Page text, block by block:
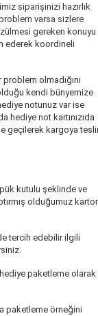
siparişinizi hazırlık
varsa sizlere
gereken konuyu
ederek koordineli
olmadığını
kendi bünyemize
notunuz var ise
hediye not kartınızıda
geçilerek kargoya
kutulu şeklinde ve
olduğumuz
tercih edebilir ilgili
paketleme olarak
paketleme örneğini